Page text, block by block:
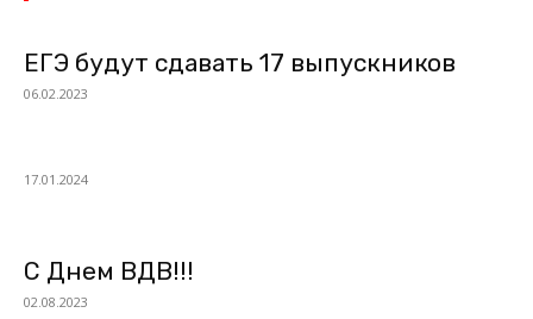
ЕГЭ будут сдавать 17 выпускников
06.02.2023
17.01.2024
С Днем ВДВ!!!
02.08.2023